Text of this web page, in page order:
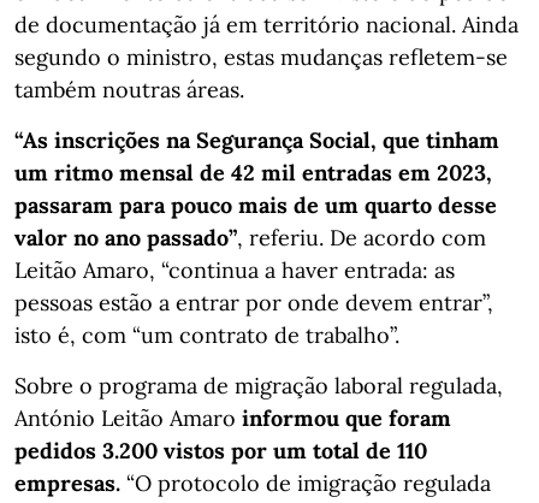
de documentação já em território nacional. Ainda
segundo o ministro, estas mudanças refletem-se
também noutras áreas.
“As inscrições na Segurança Social, que tinham
um ritmo mensal de 42 mil entradas em 2023,
passaram para pouco mais de um quarto desse
valor no ano passado”, referiu. De acordo com
Leitão Amaro, “continua a haver entrada: as
pessoas estão a entrar por onde devem entrar”,
isto é, com “um contrato de trabalho”.
Sobre o programa de migração laboral regulada,
António Leitão Amaro informou que foram
pedidos 3.200 vistos por um total de 110
empresas. “O protocolo de imigração regulada